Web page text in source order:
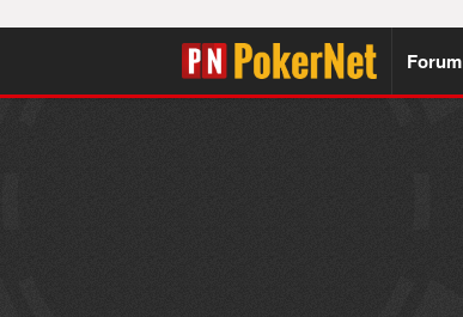
Forum